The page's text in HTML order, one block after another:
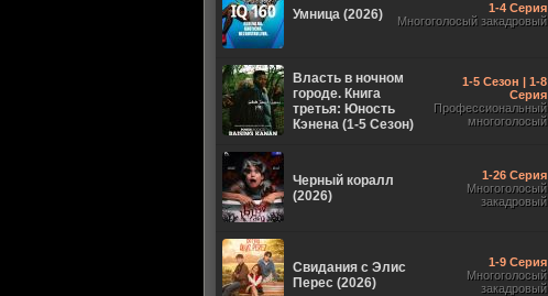
Умница (2026)
1-4 Серия
Многоголосый закадровый
Власть в ночном
городе. Книга
третья: Юность
Кэнена (1-5 Сезон)
1-5 Сезон | 1-8
Серия
Профессиональный
многоголосый
Черный коралл
(2026)
1-26 Серия
Многоголосый
закадровый
Свидания с Элис
Перес (2026)
1-9 Серия
Многоголосый
закадровый